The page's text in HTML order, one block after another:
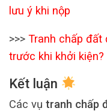
lưu ý khi nộp
>>> Tranh chấp đất
trước khi khởi kiện?
Kết luận
Các vụ tranh chấp